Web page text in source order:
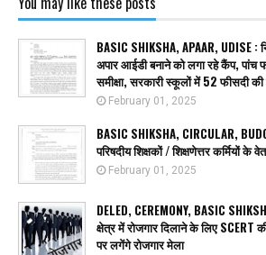
BASIC SHIKSHA, APAAR, UDISE :
अपार आईडी बनाने को लगा रहे कैंप, पांच
समीक्षा, सरकारी स्कूलों में 52 फीसदी
February 01, 2025
BASIC SHIKSHA, CIRCULAR,
परिषदीय शिक्षकों / शिक्षणेत्तर कर्मियों के
February 01, 2025
DELED, CEREMONY, BASIC
क्षेत्र में रोजगार दिलाने के लिए
पर लगेंगे रोजगार मेला